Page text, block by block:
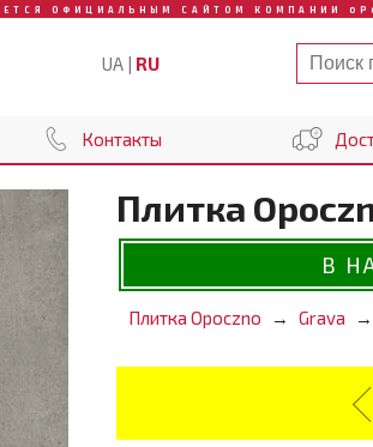
ОФИЦИАЛЬНЫМ САЙТОМ КОМПАНИИ
UA |RU
Контакты
Плитка
В
Плитка Opoczno Grava